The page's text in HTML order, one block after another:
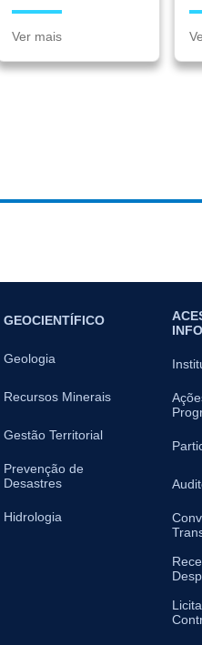
Ver mais
GEOCIENTÍFICO
Geologia
Recursos Minerais
Gestão Territorial
Prevenção de
Desastres
Hidrologia